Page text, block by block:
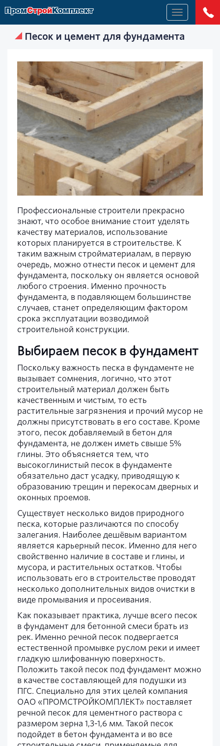
Меню
Пром Строй Комплект
Песок и цемент для фундамента
Профессиональные строители прекрасно
знают, что особое внимание стоит уделять
качеству материалов, использование
которых планируется в строительстве. К
таким важным стройматериалам, в первую
очередь, можно отнести песок и цемент для
фундамента, поскольку он является основой
любого строения. Именно прочность
фундамента, в подавляющем большинстве
случаев, станет определяющим фактором
срока эксплуатации возводимой
строительной конструкции.
Выбираем песок в фундамент
Поскольку важность песка в фундаменте не
вызывает сомнения, логично, что этот
строительный материал должен быть
качественным и чистым, то есть
растительные загрязнения и прочий мусор не
должны присутствовать в его составе. Кроме
этого, песок добавляемый в бетон для
фундамента, не должен иметь свыше 5%
глины. Это объясняется тем, что
высокоглинистый песок в фундаменте
обязательно даст усадку, приводящую к
образованию трещин и перекосам дверных и
оконных проемов.
Существует несколько видов природного
песка, которые различаются по способу
залегания. Наиболее дешёвым вариантом
является карьерный песок. Именно для него
свойственно наличие в составе и глины, и
мусора, и растительных остатков. Чтобы
использовать его в строительстве проводят
несколько дополнительных видов очистки в
виде промывания и просеивания.
Как показывает практика, лучше всего песок
в фундамент для бетонной смеси брать из
рек. Именно речной песок подвергается
естественной промывке руслом реки и имеет
гладкую шлифованную поверхность.
Положить такой песок под фундамент можно
в качестве составляющей для подушки из
ПГС. Специально для этих целей компания
ОАО «ПРОМСТРОЙКОМПЛЕКТ» поставляет
речной песок для цементного раствора с
размером зерна 1,3-1,6 мм. Такой песок
подойдет в бетон фундамента и во все